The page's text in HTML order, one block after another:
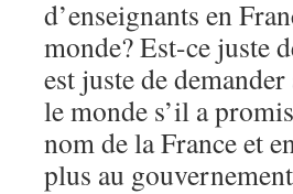
d’enseignants en
monde? Est-ce juste
est juste de
le monde s’il a
nom de la France et
plus au